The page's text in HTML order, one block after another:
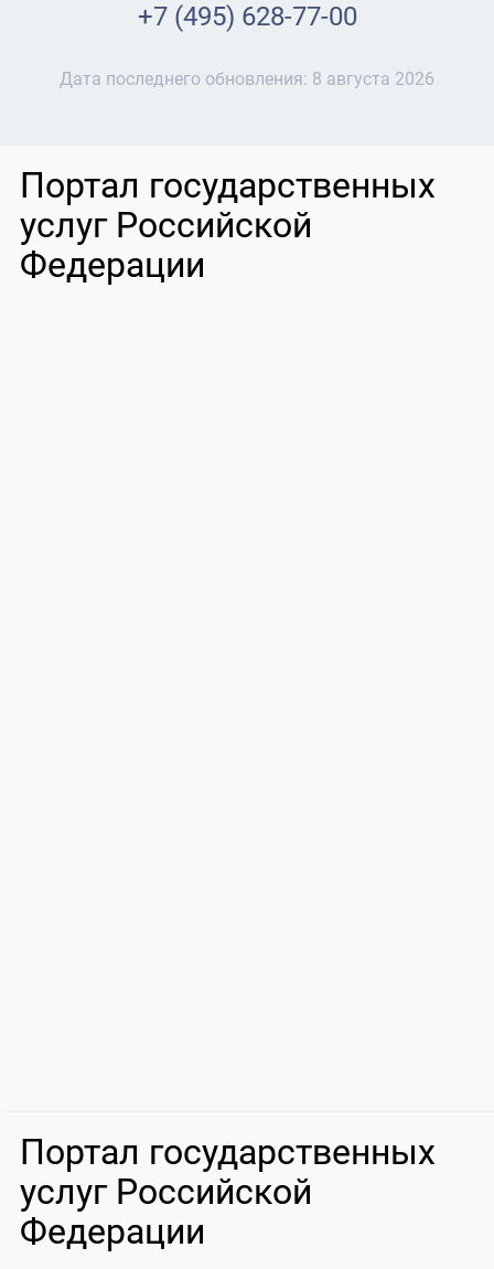
+7 (495) 628-77-00
Дата последнего обновления: 8 августа 2026
Портал государственных
услуг Российской
Федерации
Портал государственных
услуг Российской
Федерации